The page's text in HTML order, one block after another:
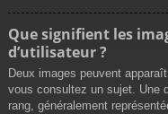
Que signifient les
d’utilisateur ?
Deux images peuvent
vous consultez un sujet. Une
rang, généralement